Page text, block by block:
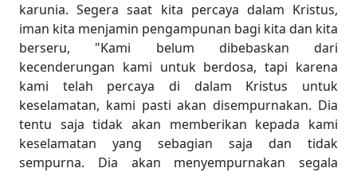
karunia. Segera saat kita percaya dalam Kristus,
iman kita menjamin pengampunan bagi kita dan kita
berseru, "Kami belum dibebaskan dari
kecenderungan kami untuk berdosa, tapi karena
kami telah percaya di dalam Kristus untuk
keselamatan, kami pasti akan disempurnakan. Dia
tentu saja tidak akan memberikan kepada kami
keselamatan yang sebagian saja dan tidak
sempurna. Dia akan menyempurnakan segala